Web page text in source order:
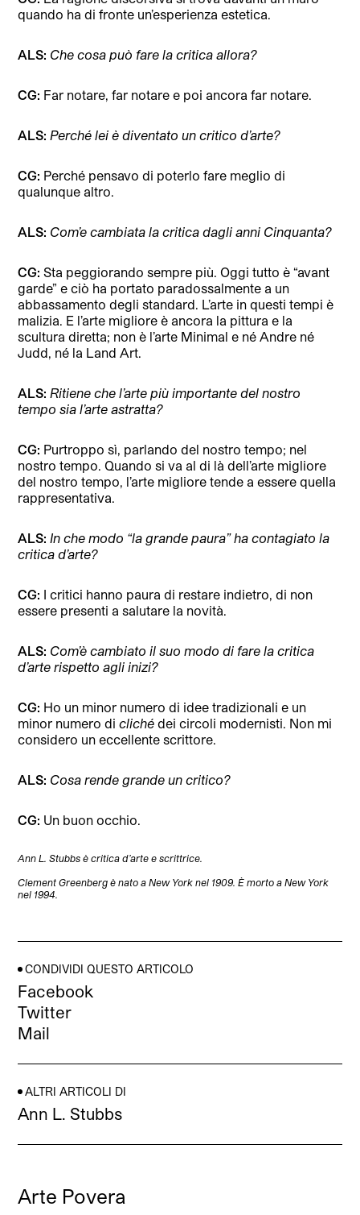
quando ha di fronte un’esperienza estetica.
ALS: Che cosa può fare la critica allora?
CG: Far notare, far notare e poi ancora far notare.
ALS: Perché lei è diventato un critico d’arte?
CG: Perché pensavo di poterlo fare meglio di
qualunque altro.
ALS: Com’e cambiata la critica dagli anni Cinquanta?
CG: Sta peggiorando sempre più. Oggi tutto è “avant
garde” e ciò ha portato paradossalmente a un
abbassamento degli standard. L’arte in questi tempi è
malizia. E l’arte migliore è ancora la pittura e la
scultura diretta; non è l’arte Minimal e né Andre né
Judd, né la Land Art.
ALS: Ritiene che l’arte più importante del nostro
tempo sia l’arte astratta?
CG: Purtroppo sì, parlando del nostro tempo; nel
nostro tempo. Quando si va al di là dell’arte migliore
del nostro tempo, l’arte migliore tende a essere quella
rappresentativa.
ALS: In che modo “la grande paura” ha contagiato la
critica d’arte?
CG: I critici hanno paura di restare indietro, di non
essere presenti a salutare la novità.
ALS: Com’è cambiato il suo modo di fare la critica
d’arte rispetto agli inizi?
CG: Ho un minor numero di idee tradizionali e un
minor numero diclichédei circoli modernisti. Non mi
considero un eccellente scrittore.
ALS: Cosa rende grande un critico?
CG: Un buon occhio.
Ann L. Stubbs è critica d’arte e scrittrice.
Clement Greenberg è nato a New York nel 1909. È morto a New York
nel 1994.
CONDIVIDI QUESTO ARTICOLO
Facebook
Twitter
Mail
ALTRI ARTICOLI DI
Ann L. Stubbs
Arte Povera